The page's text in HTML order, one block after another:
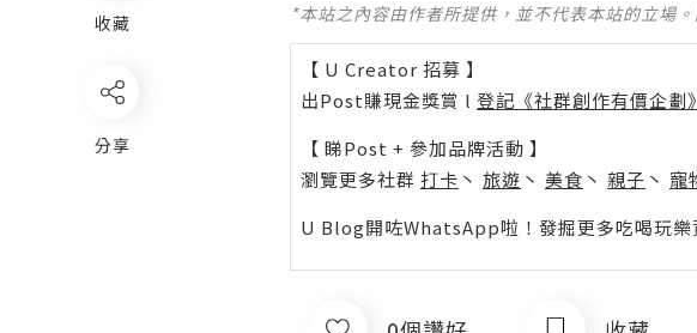
收藏
分享
*本站之內容由作者所提供，並不代表本站的立場
【 U Creator 招募 】
出Post賺現金獎賞 l 登記《社群創作有價企劃》
【 睇Post + 參加品牌活動 】
瀏覽更多社群 打卡 丶 旅遊 丶 美食 丶 親子 丶 寵
U Blog開咗WhatsApp啦！發掘更多吃喝玩樂